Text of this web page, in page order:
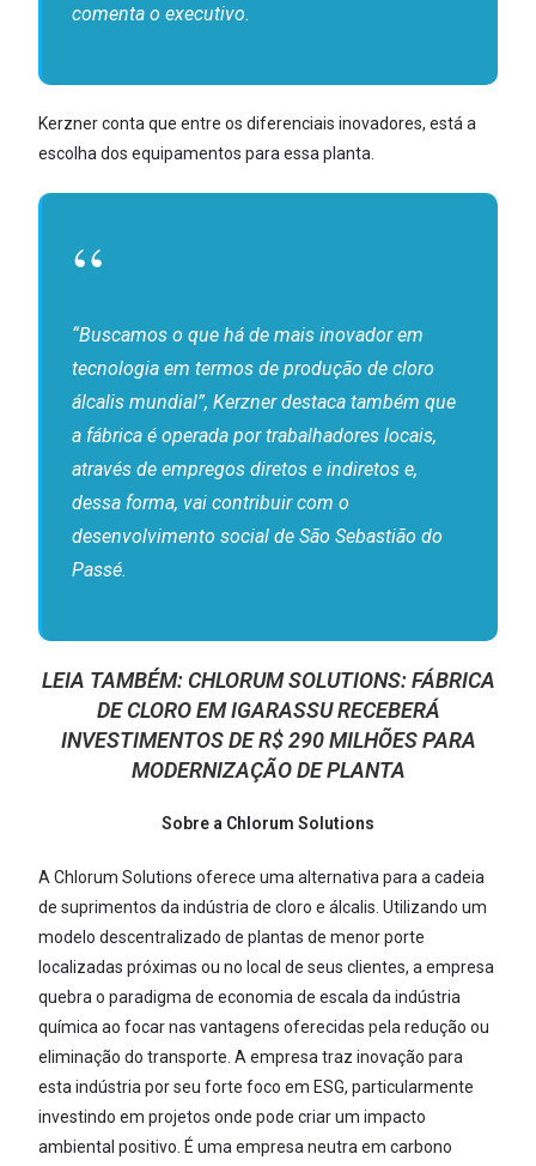
comenta o executivo.
Kerzner conta que entre os diferenciais inovadores, está a
escolha dos equipamentos para essa planta.
“Buscamos o que há de mais inovador em
tecnologia em termos de produção de cloro
álcalis mundial”, Kerzner destaca também que
a fábrica é operada por trabalhadores locais,
através de empregos diretos e indiretos e,
dessa forma, vai contribuir com o
desenvolvimento social de São Sebastião do
Passé.
LEIA TAMBÉM:CHLORUM SOLUTIONS: FÁBRICA
DE CLORO EM IGARASSU RECEBERÁ
INVESTIMENTOS DE R$ 290 MILHÕES PARA
MODERNIZAÇÃO DE PLANTA
Sobre a Chlorum Solutions
A Chlorum Solutions oferece uma alternativa para a cadeia
de suprimentos da indústria de cloro e álcalis. Utilizando um
modelo descentralizado de plantas de menor porte
localizadas próximas ou no local de seus clientes, a empresa
quebra o paradigma de economia de escala da indústria
química ao focar nas vantagens oferecidas pela redução ou
eliminação do transporte. A empresa traz inovação para
esta indústria por seu forte foco em ESG, particularmente
investindo em projetos onde pode criar um impacto
ambiental positivo. É uma empresa neutra em carbono